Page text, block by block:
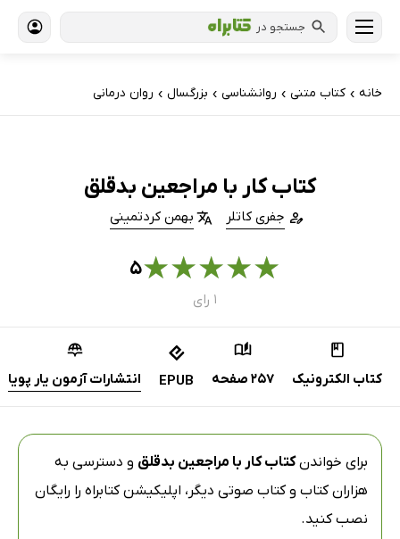
جستجو در
خانه › کتاب‌ متنی › روانشناسی › بزرگسال › روان درمانی
کتاب کار با مراجعین بدقلق
جفری کاتلر بهمن کردتمینی
★
★
★
★
★۵
۱ رای
کتاب الکترونیک 257 صفحه EPUB انتشارات آزمون یار پویا
برای خواندنکتاب کار با مراجعین بدقلق و دسترسی به
هزاران کتاب و کتاب صوتی دیگر، اپلیکیشن کتابراه را رایگان
نصب کنید.